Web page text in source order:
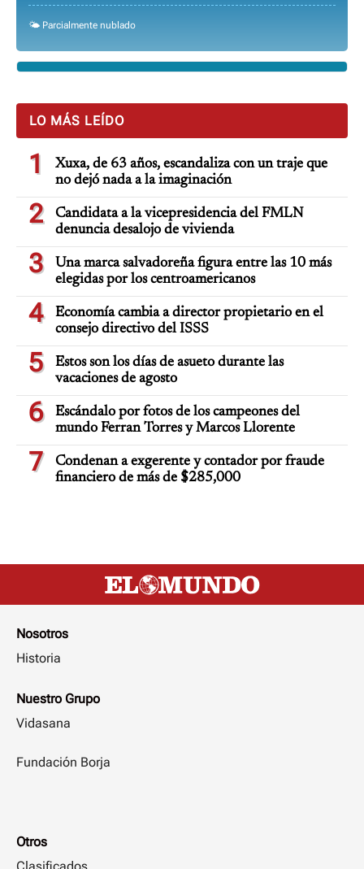
🌤️ Parcialmente nublado
LO MÁS LEÍDO
1
Xuxa, de 63 años, escandaliza con un traje que
no dejó nada a la imaginación
2
Candidata a la vicepresidencia del FMLN
denuncia desalojo de vivienda
3
Una marca salvadoreña figura entre las 10 más
elegidas por los centroamericanos
4
Economía cambia a director propietario en el
consejo directivo del ISSS
5
Estos son los días de asueto durante las
vacaciones de agosto
6
Escándalo por fotos de los campeones del
mundo Ferran Torres y Marcos Llorente
7
Condenan a exgerente y contador por fraude
financiero de más de $285,000
Nosotros
Historia
Nuestro Grupo
Vidasana
Fundación Borja
Otros